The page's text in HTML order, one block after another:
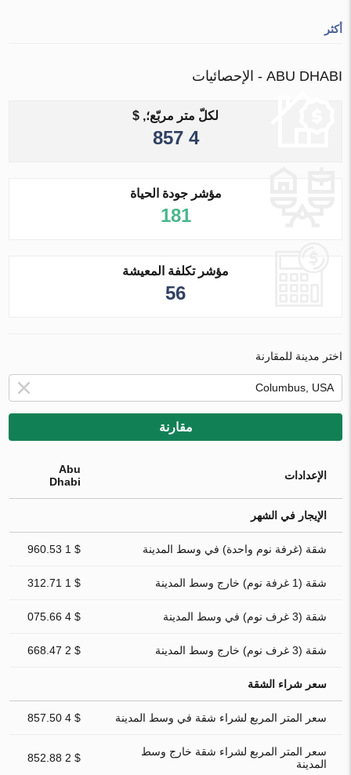
أكثر
ABU DHABI - الإحصائيات
لكلّ متر مربّع؛, $
4 857
مؤشر جودة الحياة
181
مؤشر تكلفة المعيشة
56
اختر مدينة للمقارنة
مقارنة
الإعدادات
Abu
Dhabi
الإيجار في الشهر
شقة (غرفة نوم واحدة) في وسط المدينة $ 1 960.53
شقة (1 غرفة نوم) خارج وسط المدينة $ 1 312.71
شقة (3 غرف نوم) في وسط المدينة $ 4 075.66
شقة (3 غرف نوم) خارج وسط المدينة $ 2 668.47
سعر شراء الشقة
سعر المتر المربع لشراء شقة في وسط المدينة $ 4 857.50
سعر المتر المربع لشراء شقة خارج وسط
المدينة
$ 2 852.88